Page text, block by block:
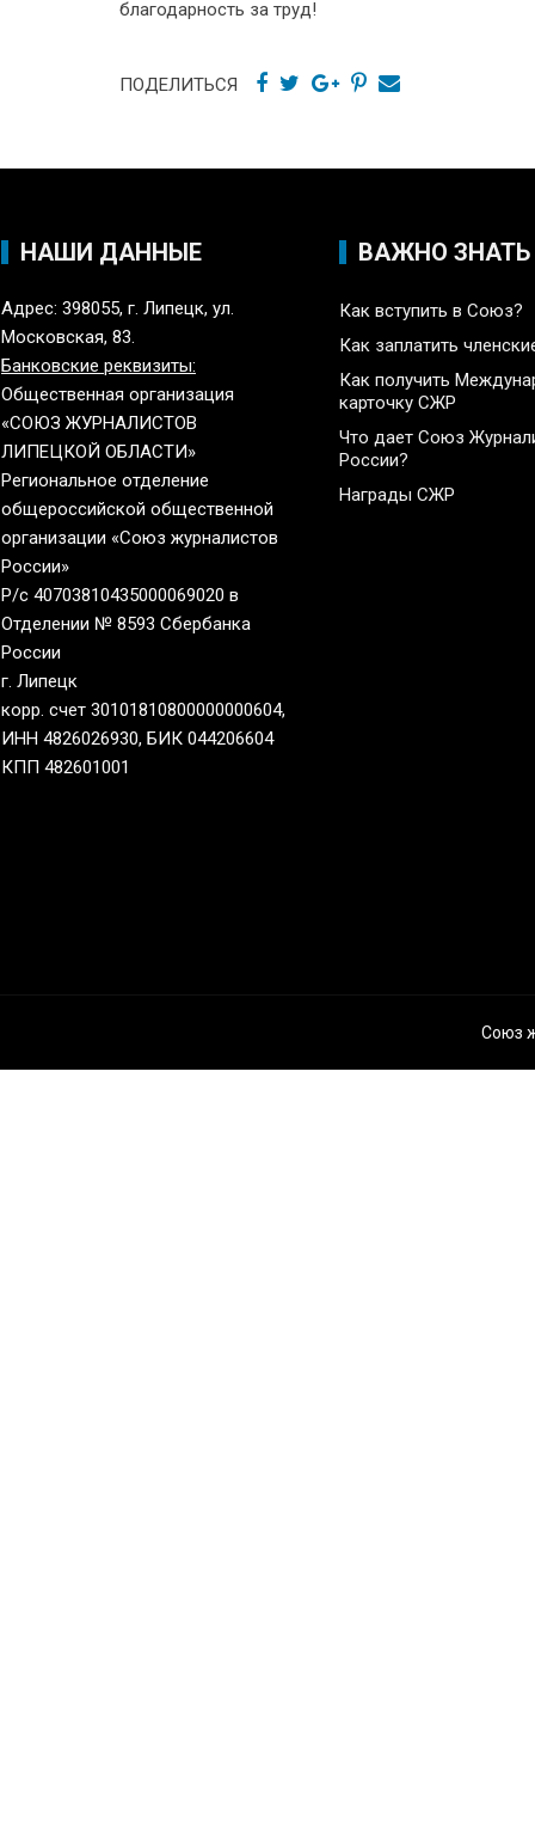
благодарность за труд!
ПОДЕЛИТЬСЯ
НАШИ ДАННЫЕ
Адрес: 398055, г. Липецк, ул.
Московская, 83.
Банковские реквизиты:
Общественная организация
«СОЮЗ ЖУРНАЛИСТОВ
ЛИПЕЦКОЙ ОБЛАСТИ»
Региональное отделение
общероссийской общественной
организации «Союз журналистов
России»
Р/с 40703810435000069020 в
Отделении № 8593 Сбербанка
России
г. Липецк
корр. счет 30101810800000000604,
ИНН 4826026930, БИК 044206604
КПП 482601001
ВАЖНО ЗНАТЬ
Как вступить в Союз?
Как заплатить
Как получить
карточку СЖР
Что дает Союз
России?
Награды СЖР
Союз